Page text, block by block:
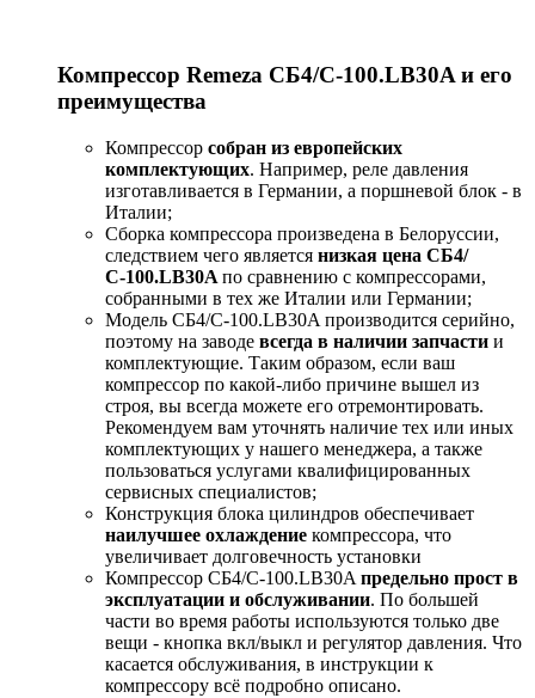
Компрессор Remeza СБ4/С-100.LB30A и его
преимущества
Компрессор собран из европейских
комплектующих. Например, реле давления
изготавливается в Германии, а поршневой блок - в
Италии;
Сборка компрессора произведена в Белоруссии,
следствием чего является низкая цена СБ4/
С-100.LB30A по сравнению с компрессорами,
собранными в тех же Италии или Германии;
Модель СБ4/С-100.LB30A производится серийно,
поэтому на заводе всегда в наличии запчасти и
комплектующие. Таким образом, если ваш
компрессор по какой-либо причине вышел из
строя, вы всегда можете его отремонтировать.
Рекомендуем вам уточнять наличие тех или иных
комплектующих у нашего менеджера, а также
пользоваться услугами квалифицированных
сервисных специалистов;
Конструкция блока цилиндров обеспечивает
наилучшее охлаждение компрессора, что
увеличивает долговечность установки
Компрессор СБ4/С-100.LB30A предельно прост в
эксплуатации и обслуживании. По большей
части во время работы используются только две
вещи - кнопка вкл/выкл и регулятор давления. Что
касается обслуживания, в инструкции к
компрессору всё подробно описано.